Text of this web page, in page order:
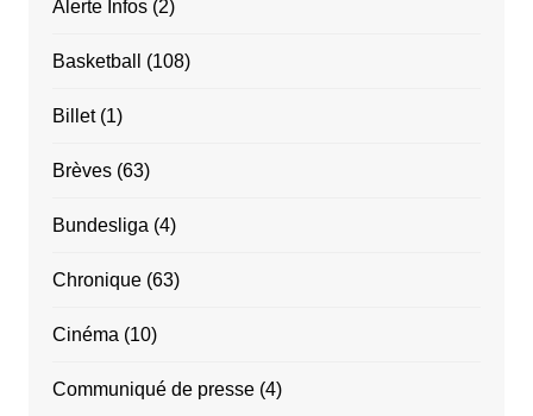
Alerte Infos(2)
Basketball (108)
Billet(1)
Brèves(63)
Bundesliga (4)
Chronique(63)
Cinéma (10)
Communiqué de presse(4)